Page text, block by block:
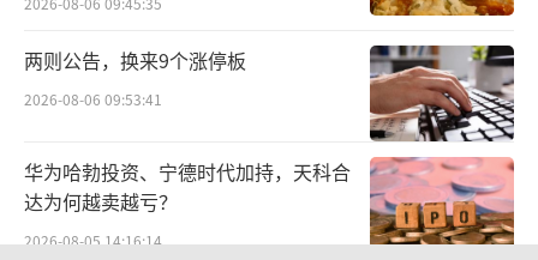
设计产能为2150万吨/年，聚酯薄膜产能43万
吨/年。
此外，荣盛石化麾下浙石化还拥有121万吨
硫磺产能，属于副产物，成本以固定费用为
主。伴随着硫磺价格上涨，也将对公司利润存
在影响。
两则公告，换来9个涨停板
2026-08-06 09:53:41
华为哈勃投资、宁德时代加持，天科合
达为何越卖越亏？
2026-08-05 14:16:14